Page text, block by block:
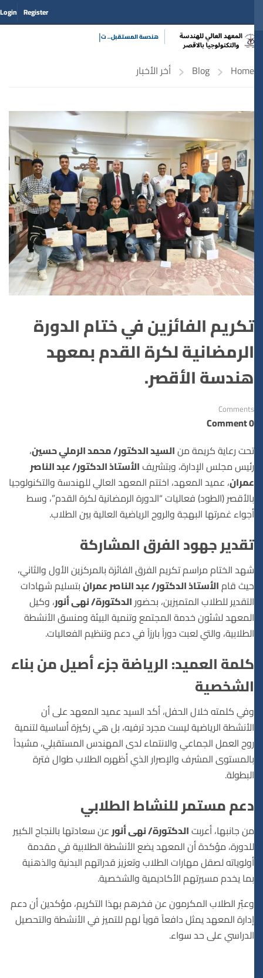
Register
Login
هندسة المستقب|
Home
Blog أخر الأخبار
تكريم الفائزين في ختام الدورة
الرمضانية لكرة القدم بمعهد
هندسة الأقصر.
Comments
تحت رعاية كريمة منالسيد الدكتور/ محمد الرملي حسين،
رئيس مجلس الإدارة، وبتشريفالأستاذ الدكتور/ عبد الناصر
عمران، عميد المعهد، اختتم المعهد العالي للهندسة والتكنولوجيا
بالأقصر (الطود) فعاليات “الدورة الرمضانية لكرة القدم”، وسط
أجواء غمرتها البهجة والروح الرياضية العالية بين الطلاب.
تقدير جهود الفرق المشاركة
شهد الختام مراسم تكريم الفرق الفائزة بالمركزين الأول والثاني،
حيث قامالأستاذ الدكتور/ عبد الناصر عمرانبتسليم شهادات
التقدير للطلاب المتميزين، بحضورالدكتورة/ نهى أنور، وكيل
المعهد لشئون خدمة المجتمع وتنمية البيئة ومنسق الأنشطة
الطلابية، والتي لعبت دوراً بارزاً في دعم وتنظيم الفعاليات.
كلمة العميد: الرياضة جزء أصيل من بناء
الشخصية
وفي كلمته خلال الحفل، أكد السيد عميد المعهد على أن
الأنشطة الرياضية ليست مجرد ترفيه، بل هي ركيزة أساسية لتنمية
روح العمل الجماعي والانتماء لدى المهندس المستقبلي، مشيداً
بالمستوى المشرف والإصرار الذي أظهره الطلاب طوال فترة
البطولة.
دعم مستمر للنشاط الطلابي
من جانبها، أعربتالدكتورة/ نهى أنورعن سعادتها بالنجاح الكبير
للدورة، مؤكدة أن المعهد يضع الأنشطة الطلابية في مقدمة
أولوياته لصقل مهارات الطلاب وتعزيز قدراتهم البدنية والذهنية
بما يخدم مسيرتهم الأكاديمية والشخصية.
وعبّر الطلاب المكرمون عن فخرهم بهذا التكريم، مؤكدين أن دعم
إدارة المعهد يمثل دافعاً قوياً لهم للتميز في الأنشطة والتحصيل
الدراسي على حد سواء.